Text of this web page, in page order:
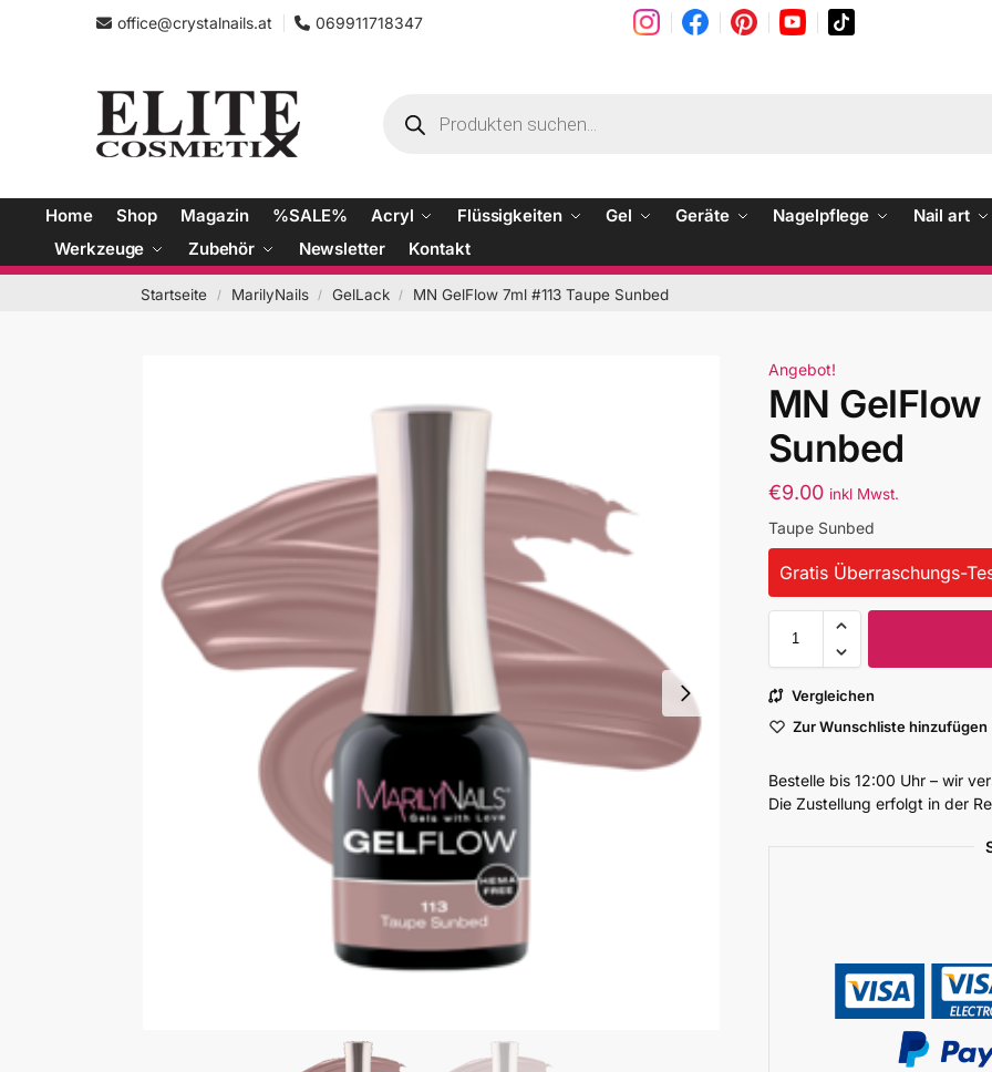
office@crystalnails.at 069911718347
Home Shop Magazin %SALE% Acryl Flüssigkeiten Gel Geräte Nagelpflege
Nail art
Werkzeuge
Zubehör Newsletter Kontakt
Startseite / MarilyNails / GelLack / MN GelFlow 7ml #113 Taupe Sunbed
Angebot!
MN GelFlow
Sunbed
€9.00 inkl Mwst.
Taupe Sunbed
Gratis Überraschungs-
Vergleichen
Zur Wunschliste hinzufügen
Bestelle bis 12:00 Uhr – wir
Die Zustellung erfolgt in der